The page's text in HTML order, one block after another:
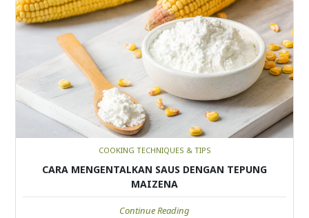
COOKING TECHNIQUES & TIPS
CARA MENGENTALKAN SAUS DENGAN TEPUNG
MAIZENA
Continue Reading